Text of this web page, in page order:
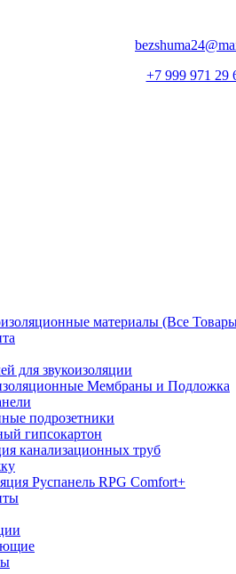
+7 999 971 29
материалы (Все
для звукоизоляции
Мембраны и Подложка
подрозетники
гипсокартон
канализационных труб
Руспанель RPG Comfort+